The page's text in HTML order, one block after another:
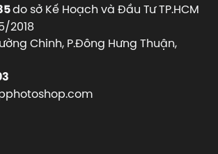
do sở Kế Hoạch và Đầu Tư TP.HCM
2018
Chinh, P.Đông Hưng Thuận,